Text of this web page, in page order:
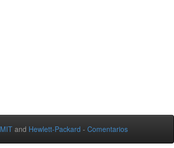
MIT and Hewlett-Packard - Comentarios